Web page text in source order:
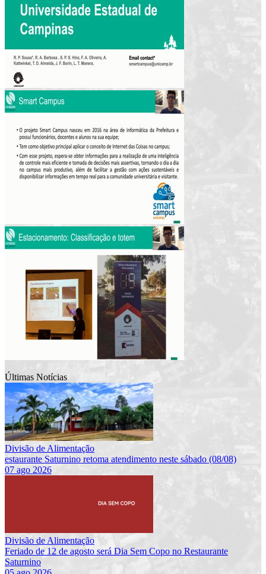
Últimas Notícias
Divisão de Alimentação
estaurante Saturnino retoma atendimento neste sábado (08/08)
07 ago 2026
Divisão de Alimentação
Feriado de 12 de agosto será Dia Sem Copo no Restaurante
Saturnino